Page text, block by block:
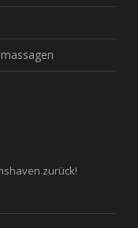
zurück!